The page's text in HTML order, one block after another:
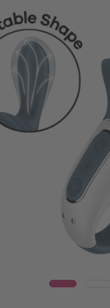
Vulva
Penis
Anello